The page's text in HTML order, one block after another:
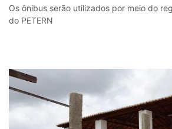
Os ônibus serão utilizados por meio do
do PETERN